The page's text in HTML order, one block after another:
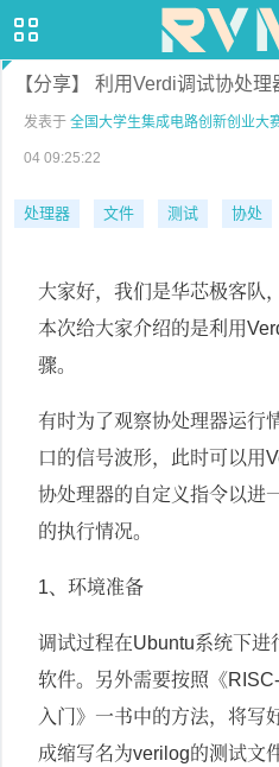
【分享】 利用Verdi调试协处
发表于 全国大学生集成电路创新创业大
04 09:25:22
处理器 文件 测试 协处
大家好，我们是华芯极客队
本次给大家介绍的是利用
骤。
有时为了观察协处理器运行
口的信号波形，此时可以用
协处理器的自定义指令以进
的执行情况。
1、环境准备
调试过程在Ubuntu系统下进
软件。另外需要按照《
入门》一书中的方法，将写
成缩写名为verilog的测试文